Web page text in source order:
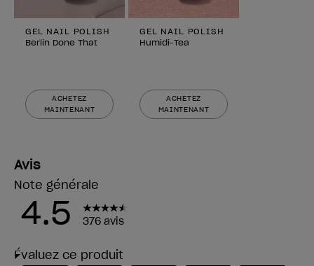
GEL NAIL POLISH
Berlin Done That
ACHETEZ
MAINTENANT
GEL NAIL POLISH
Humidi-Tea
ACHETEZ
MAINTENANT